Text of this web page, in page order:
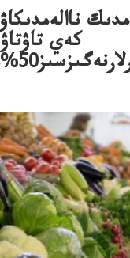
كەي